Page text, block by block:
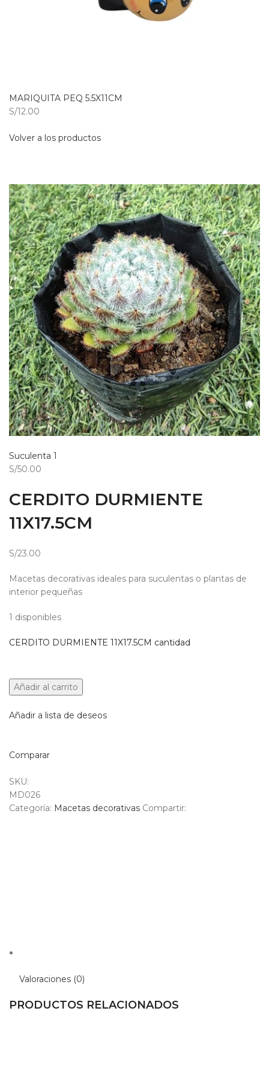
MARIQUITA PEQ 5.5X11CM
S/12.00
Volver a los productos
Suculenta 1
S/50.00
CERDITO DURMIENTE
11X17.5CM
S/23.00
Macetas decorativas ideales para suculentas o plantas de
interior pequeñas
1 disponibles
CERDITO DURMIENTE 11X17.5CM cantidad
Añadir al carrito
Añadir a lista de deseos
Comparar
SKU:
MD026
Categoría: Macetas decorativas Compartir:
Valoraciones (0)
PRODUCTOS RELACIONADOS